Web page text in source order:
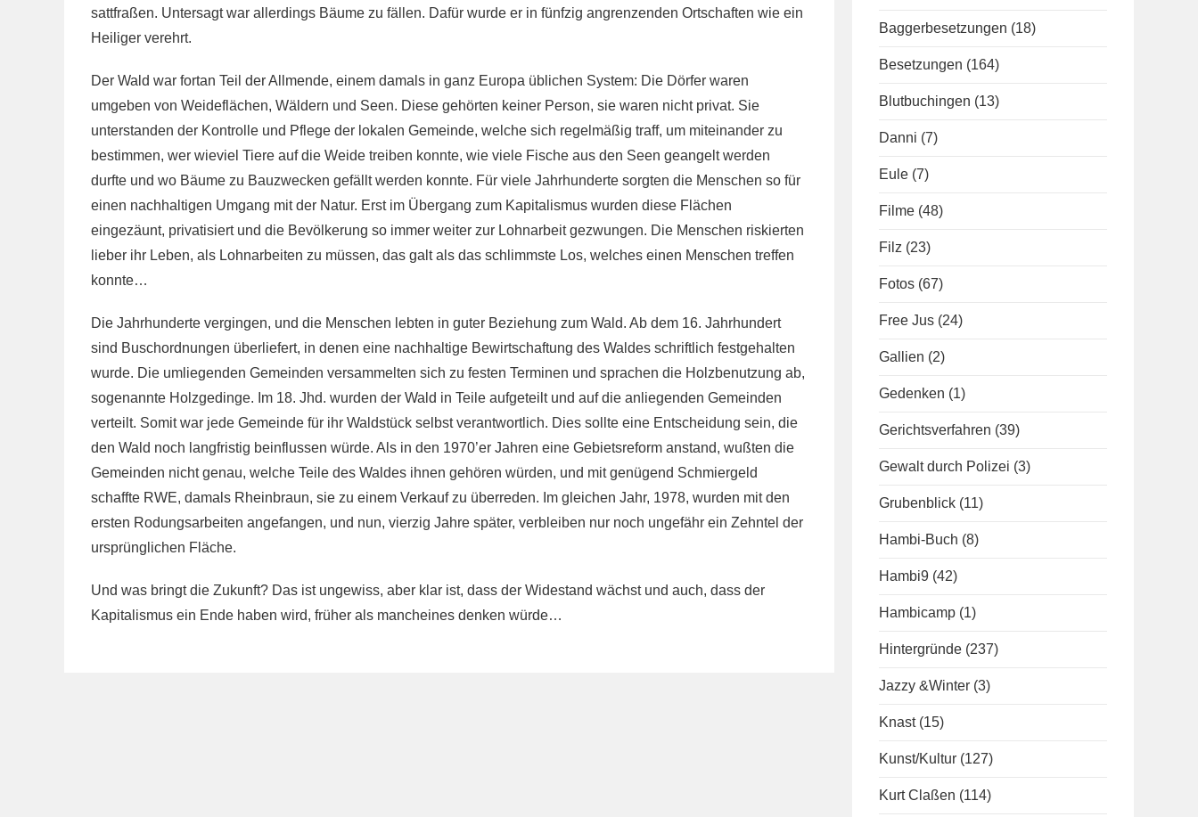
sattfraßen. Untersagt war allerdings Bäume zu fällen. Dafür wurde er in fünfzig angrenzenden Ortschaften wie ein
Heiliger verehrt.
Der Wald war fortan Teil der Allmende, einem damals in ganz Europa üblichen System: Die Dörfer waren
umgeben von Weideflächen, Wäldern und Seen. Diese gehörten keiner Person, sie waren nicht privat. Sie
unterstanden der Kontrolle und Pflege der lokalen Gemeinde, welche sich regelmäßig traff, um miteinander zu
bestimmen, wer wieviel Tiere auf die Weide treiben konnte, wie viele Fische aus den Seen geangelt werden
durfte und wo Bäume zu Bauzwecken gefällt werden konnte. Für viele Jahrhunderte sorgten die Menschen so für
einen nachhaltigen Umgang mit der Natur. Erst im Übergang zum Kapitalismus wurden diese Flächen
eingezäunt, privatisiert und die Bevölkerung so immer weiter zur Lohnarbeit gezwungen. Die Menschen riskierten
lieber ihr Leben, als Lohnarbeiten zu müssen, das galt als das schlimmste Los, welches einen Menschen treffen
konnte…
Die Jahrhunderte vergingen, und die Menschen lebten in guter Beziehung zum Wald. Ab dem 16. Jahrhundert
sind Buschordnungen überliefert, in denen eine nachhaltige Bewirtschaftung des Waldes schriftlich festgehalten
wurde. Die umliegenden Gemeinden versammelten sich zu festen Terminen und sprachen die Holzbenutzung ab,
sogenannte Holzgedinge. Im 18. Jhd. wurden der Wald in Teile aufgeteilt und auf die anliegenden Gemeinden
verteilt. Somit war jede Gemeinde für ihr Waldstück selbst verantwortlich. Dies sollte eine Entscheidung sein, die
den Wald noch langfristig beinflussen würde. Als in den 1970’er Jahren eine Gebietsreform anstand, wußten die
Gemeinden nicht genau, welche Teile des Waldes ihnen gehören würden, und mit genügend Schmiergeld
schaffte RWE, damals Rheinbraun, sie zu einem Verkauf zu überreden. Im gleichen Jahr, 1978, wurden mit den
ersten Rodungsarbeiten angefangen, und nun, vierzig Jahre später, verbleiben nur noch ungefähr ein Zehntel der
ursprünglichen Fläche.
Und was bringt die Zukunft? Das ist ungewiss, aber klar ist, dass der Widestand wächst und auch, dass der
Kapitalismus ein Ende haben wird, früher als mancheines denken würde…
Baggerbesetzungen (18)
Besetzungen (164)
Blutbuchingen (13)
Danni (7)
Eule (7)
Filme (48)
Filz (23)
Fotos (67)
Free Jus (24)
Gallien (2)
Gedenken (1)
Gerichtsverfahren (39)
Gewalt durch Polizei (3)
Grubenblick (11)
Hambi-Buch (8)
Hambi9 (42)
Hambicamp (1)
Hintergründe (237)
Jazzy &Winter (3)
Knast (15)
Kunst/Kultur (127)
Kurt Claßen (114)